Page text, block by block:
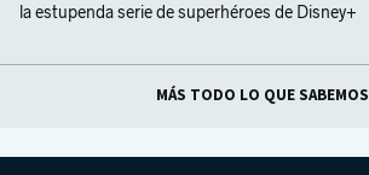
la estupenda serie de superhéroes de Disney+
MÁS TODO LO QUE SABEMOS